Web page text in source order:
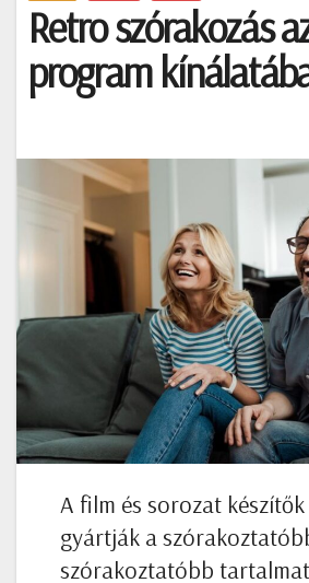
Retro szórakozás
program
A film és sorozat
gyártják a
szórakoztatóbb